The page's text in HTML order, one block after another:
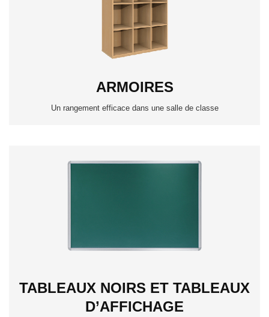
ARMOIRES
Un rangement efficace dans une salle de classe
TABLEAUX NOIRS ET TABLEAUX
D’AFFICHAGE